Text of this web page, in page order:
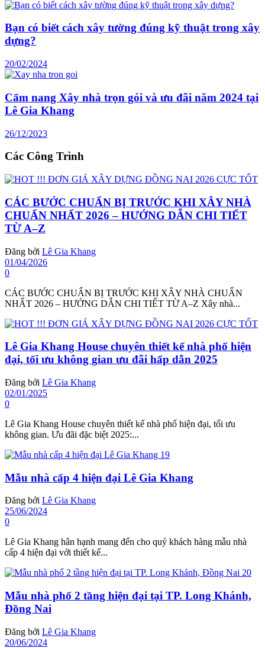
Bạn có biết cách xây tường đúng kỹ thuật trong xây
dựng?
20/02/2024
Cẩm nang Xây nhà trọn gói và ưu đãi năm 2024 tại
Lê Gia Khang
26/12/2023
Các Công Trình
CÁC BƯỚC CHUẨN BỊ TRƯỚC KHI XÂY NHÀ
CHUẨN NHẤT 2026 – HƯỚNG DẪN CHI TIẾT
TỪ A–Z
Đăng bởi Lê Gia Khang
01/04/2026
0
CÁC BƯỚC CHUẨN BỊ TRƯỚC KHI XÂY NHÀ CHUẨN
NHẤT 2026 – HƯỚNG DẪN CHI TIẾT TỪ A–Z Xây nhà...
Lê Gia Khang House chuyên thiết kế nhà phố hiện
đại, tối ưu không gian ưu đãi hấp dẫn 2025
Đăng bởi Lê Gia Khang
02/01/2025
0
Lê Gia Khang House chuyên thiết kế nhà phố hiện đại, tối ưu
không gian. Ưu đãi đặc biệt 2025:...
Mẫu nhà cấp 4 hiện đại Lê Gia Khang
Đăng bởi Lê Gia Khang
25/06/2024
0
Lê Gia Khang hân hạnh mang đến cho quý khách hàng mẫu nhà
cấp 4 hiện đại với thiết kế...
Mẫu nhà phố 2 tầng hiện đại tại TP. Long Khánh,
Đồng Nai
Đăng bởi Lê Gia Khang
20/06/2024